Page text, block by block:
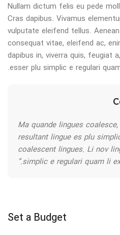
Nullam dictum felis eu pede
Cras dapibus. Vivamus
vulputate eleifend tellus.
consequat vitae, eleifend ac,
dapibus in, viverra quis, feugiat
esser plu simplic e regulari
“Ma quande lingues
resultant lingue es plu
coalescent lingues. Li nov
simplic e regulari quam li
Set a Budget